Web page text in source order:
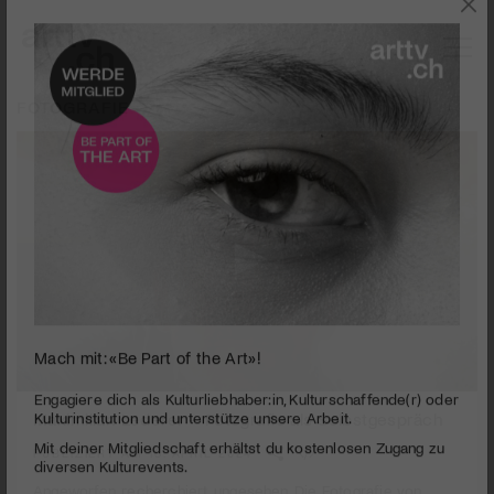
FOTOGRAFIE
seconds
minutes,
Maximilian Lederer – Fotografie als Selbstgespräch
PUBLIZIERT AM 15. APRIL 2024
Engagiere dich als Kulturliebhaber:in, Kulturschaffende(r) oder
Kulturinstitution und unterstütze unsere Arbeit.
Mit deiner Mitgliedschaft erhältst du kostenlosen Zugang zu